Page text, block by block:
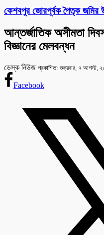
কেশবপুর জোরপূর্বক পৈতৃক জমির
আন্তর্জাতিক অসীমতা
বিজ্ঞানের মেলবন্ধন
ডেস্ক নিউজ প্রকাশিত: শুক্রবার, ৭ আগস্ট,
Facebook